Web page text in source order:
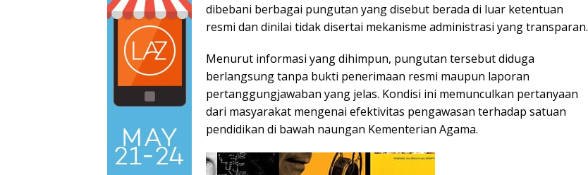
dibebani berbagai pungutan yang disebut berada di luar ketentuan
resmi dan dinilai tidak disertai mekanisme administrasi yang transparan.
Menurut informasi yang dihimpun, pungutan tersebut diduga
berlangsung tanpa bukti penerimaan resmi maupun laporan
pertanggungjawaban yang jelas. Kondisi ini memunculkan pertanyaan
dari masyarakat mengenai efektivitas pengawasan terhadap satuan
pendidikan di bawah naungan Kementerian Agama.